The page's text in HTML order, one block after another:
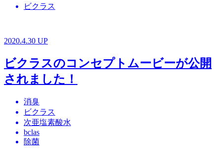
ビクラス
2020.4.30 UP
ビクラスのコンセプトムービーが公開
されました！
消臭
ビクラス
次亜塩素酸水
bclas
除菌